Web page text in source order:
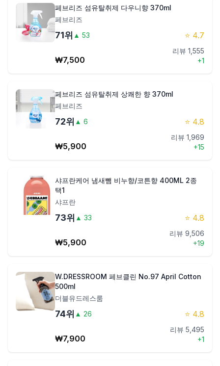
페브리즈 섬유탈취제 다우니향 370ml
페브리즈
71위 ▲ 53 ⭐ 4.7
₩7,500
리뷰 1,555
+1
페브리즈 섬유탈취제 상쾌한 향 370ml
페브리즈
72위 ▲ 6 ⭐ 4.8
₩5,900
리뷰 1,969
+15
샤프란케어 냄새뺌 비누향/코튼향 400ML 2종
택1
샤프란
73위 ▲ 33 ⭐ 4.8
₩5,900
리뷰 9,506
+19
W.DRESSROOM 페브클린 No.97 April Cotton
500ml
더블유드레스룸
74위 ▲ 26 ⭐ 4.8
₩7,900
리뷰 5,495
+1